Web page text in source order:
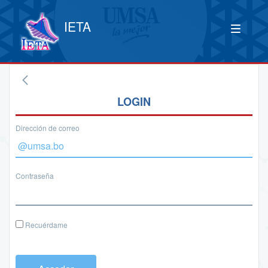
IETA
LOGIN
Dirección de correo
Contraseña
Recuérdame